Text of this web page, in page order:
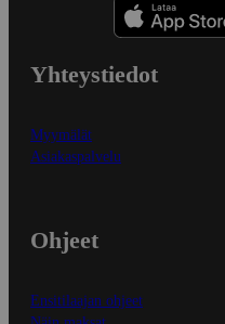
Yhteystiedot
Myymälät
Asiakaspalvelu
Ohjeet
Ensitilaajan ohjeet